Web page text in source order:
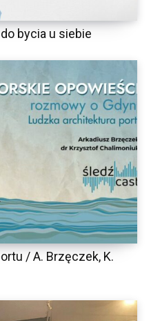
bycia u siebie
/ A. Brzęczek, K.